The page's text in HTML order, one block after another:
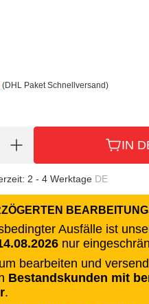
(DHL Paket Schnellversand)
IN
2 - 4 Werktage DE
Ausfälle ist
nur
bearbeiten und
Bestandskunden mit
.